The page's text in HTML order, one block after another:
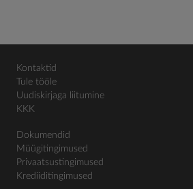
Kontaktid
Tule tööle
Uudiskirjaga liitumine
KKK
Dokumendid
Müügitingimused
Privaatsustingimused
Krediiditingimused